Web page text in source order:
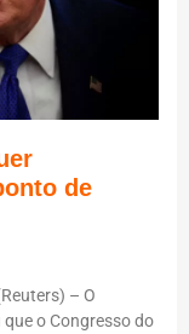
de
– O
o Congresso do